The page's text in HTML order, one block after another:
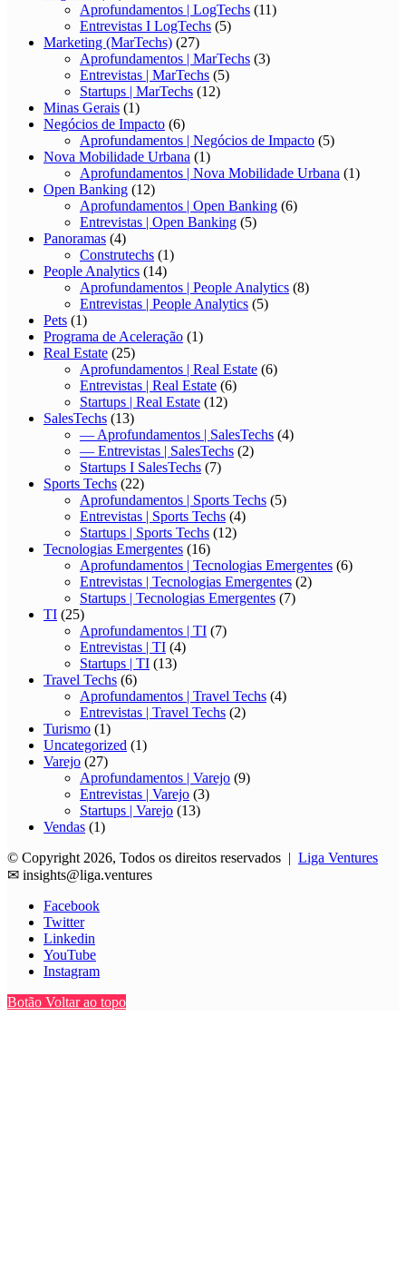
Aprofundamentos | LogTechs (11)
Entrevistas I LogTechs (5)
Marketing (MarTechs) (27)
Aprofundamentos | MarTechs (3)
Entrevistas | MarTechs (5)
Startups | MarTechs (12)
Minas Gerais (1)
Negócios de Impacto (6)
Aprofundamentos | Negócios de Impacto (5)
Nova Mobilidade Urbana (1)
Aprofundamentos | Nova Mobilidade Urbana (1)
Open Banking (12)
Aprofundamentos | Open Banking (6)
Entrevistas | Open Banking (5)
Panoramas (4)
Construtechs (1)
People Analytics (14)
Aprofundamentos | People Analytics (8)
Entrevistas | People Analytics (5)
Pets (1)
Programa de Aceleração (1)
Real Estate (25)
Aprofundamentos | Real Estate (6)
Entrevistas | Real Estate (6)
Startups | Real Estate (12)
SalesTechs (13)
— Aprofundamentos | SalesTechs (4)
— Entrevistas | SalesTechs (2)
Startups I SalesTechs (7)
Sports Techs (22)
Aprofundamentos | Sports Techs (5)
Entrevistas | Sports Techs (4)
Startups | Sports Techs (12)
Tecnologias Emergentes (16)
Aprofundamentos | Tecnologias Emergentes (6)
Entrevistas | Tecnologias Emergentes (2)
Startups | Tecnologias Emergentes (7)
TI (25)
Aprofundamentos | TI (7)
Entrevistas | TI (4)
Startups | TI (13)
Travel Techs (6)
Aprofundamentos | Travel Techs (4)
Entrevistas | Travel Techs (2)
Turismo (1)
Uncategorized (1)
Varejo (27)
Aprofundamentos | Varejo (9)
Entrevistas | Varejo (3)
Startups | Varejo (13)
Vendas (1)
© Copyright 2026, Todos os direitos reservados | Liga Ventures
✉ insights@liga.ventures
Facebook
Twitter
Linkedin
YouTube
Instagram
Botão Voltar ao topo